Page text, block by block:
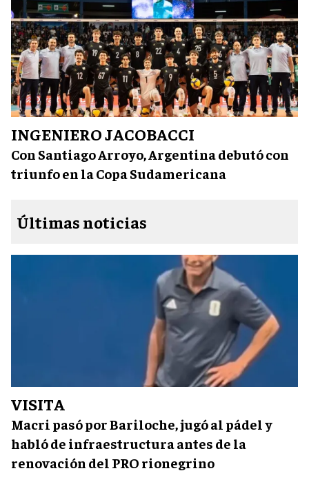
INGENIERO JACOBACCI
Con Santiago Arroyo, Argentina debutó con
triunfo en la Copa Sudamericana
Últimas noticias
VISITA
Macri pasó por Bariloche, jugó al pádel y
habló de infraestructura antes de la
renovación del PRO rionegrino